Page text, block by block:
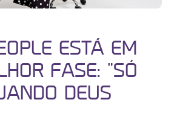
ESTÁ EM
FASE: “SÓ
DEUS